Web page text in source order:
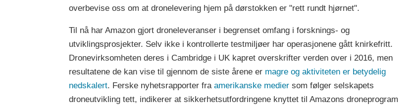
overbevise oss om at dronelevering hjem på dørstokken er "rett rundt hjørnet".
Til nå har Amazon gjort droneleveranser i begrenset omfang i forsknings- og
utviklingsprosjekter. Selv ikke i kontrollerte testmiljøer har operasjonene gått knirkefritt.
Dronevirksomheten deres i Cambridge i UK kapret overskrifter verden over i 2016, men
resultatene de kan vise til gjennom de siste årene er magre og aktiviteten er betydelig
nedskalert. Ferske nyhetsrapporter fraamerikanske mediersom følger selskapets
droneutvikling tett, indikerer at sikkerhetsutfordringene knyttet til Amazons droneprogram